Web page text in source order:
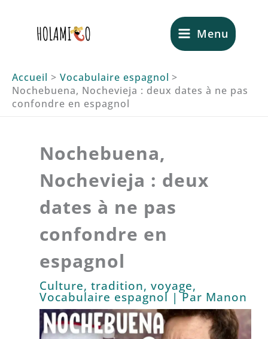
Menu
Accueil
Vocabulaire espagnol
Nochebuena, Nochevieja : deux dates à ne pas
confondre en espagnol
Nochebuena,
Nochevieja : deux
dates à ne pas
confondre en
espagnol
Culture, tradition, voyage,
Vocabulaire espagnol | Par Manon